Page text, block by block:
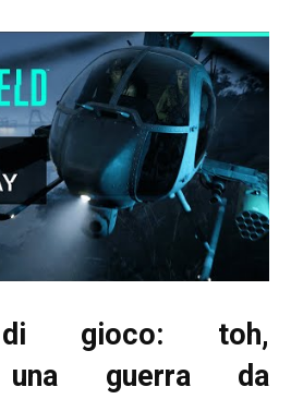
di gioco: toh,
una guerra da